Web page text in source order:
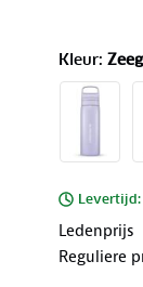
Kleur:
Levertijd:
Ledenprijs
Reguliere